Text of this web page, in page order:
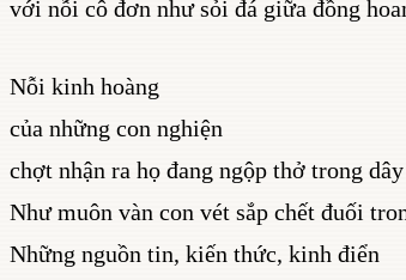
với nỗi cô đơn như sỏi đá giữa đồng
Nỗi kinh hoàng
của những con nghiện
chợt nhận ra họ đang ngộp thở trong
Như muôn vàn con vét sắp chết đuối
Những nguồn tin, kiến thức, kinh điển